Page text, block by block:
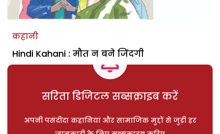
कहानी
Hindi Kahani : मौत न बने जिंदगी
सरिता डिजिटल सब्सक्राइब करें
अपनी पसंदीदा कहानियां और सामाजिक मुद्दों से जुड़ी हर